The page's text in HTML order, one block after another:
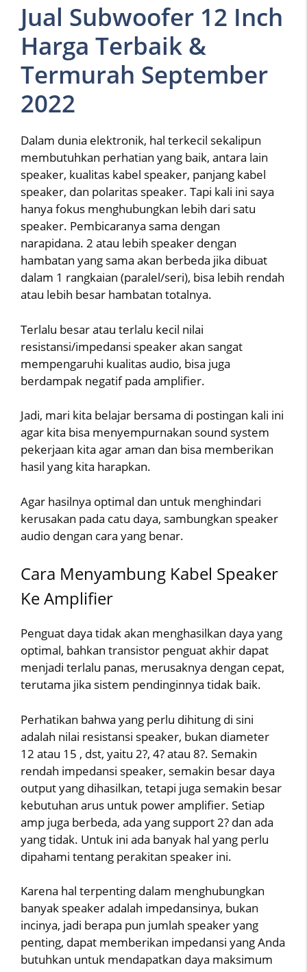
Jual Subwoofer 12 Inch
Harga Terbaik &
Termurah September
2022
Dalam dunia elektronik, hal terkecil sekalipun
membutuhkan perhatian yang baik, antara lain
speaker, kualitas kabel speaker, panjang kabel
speaker, dan polaritas speaker. Tapi kali ini saya
hanya fokus menghubungkan lebih dari satu
speaker. Pembicaranya sama dengan
narapidana. 2 atau lebih speaker dengan
hambatan yang sama akan berbeda jika dibuat
dalam 1 rangkaian (paralel/seri), bisa lebih rendah
atau lebih besar hambatan totalnya.
Terlalu besar atau terlalu kecil nilai
resistansi/impedansi speaker akan sangat
mempengaruhi kualitas audio, bisa juga
berdampak negatif pada amplifier.
Jadi, mari kita belajar bersama di postingan kali ini
agar kita bisa menyempurnakan sound system
pekerjaan kita agar aman dan bisa memberikan
hasil yang kita harapkan.
Agar hasilnya optimal dan untuk menghindari
kerusakan pada catu daya, sambungkan speaker
audio dengan cara yang benar.
Cara Menyambung Kabel Speaker
Ke Amplifier
Penguat daya tidak akan menghasilkan daya yang
optimal, bahkan transistor penguat akhir dapat
menjadi terlalu panas, merusaknya dengan cepat,
terutama jika sistem pendinginnya tidak baik.
Perhatikan bahwa yang perlu dihitung di sini
adalah nilai resistansi speaker, bukan diameter
12 atau 15 , dst, yaitu 2?, 4? atau 8?. Semakin
rendah impedansi speaker, semakin besar daya
output yang dihasilkan, tetapi juga semakin besar
kebutuhan arus untuk power amplifier. Setiap
amp juga berbeda, ada yang support 2? dan ada
yang tidak. Untuk ini ada banyak hal yang perlu
dipahami tentang perakitan speaker ini.
Karena hal terpenting dalam menghubungkan
banyak speaker adalah impedansinya, bukan
incinya, jadi berapa pun jumlah speaker yang
penting, dapat memberikan impedansi yang Anda
butuhkan untuk mendapatkan daya maksimum